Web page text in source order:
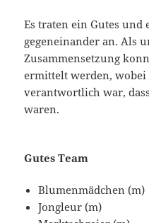
Es traten ein Gutes und
gegeneinander an. Als
Zusammensetzung
ermittelt werden,
verantwortlich war,
waren.
Gutes Team
Blumenmädchen (m)
Jongleur (m)